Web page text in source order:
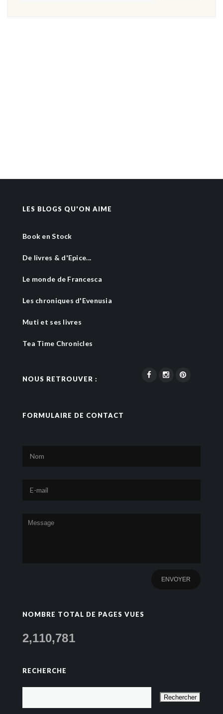
LES BLOGS QU'ON AIME
Book en Stock
De livres & d'Epice...
Le monde de Francesca
Les chroniques d'Evenusia
Muti et ses livres
Tea Time Chronicles
NOUS RETROUVER :
FORMULAIRE DE CONTACT
NOMBRE TOTAL DE PAGES VUES
2,110,781
RECHERCHE